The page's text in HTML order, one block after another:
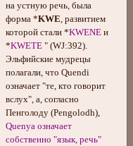
на устную речь, была
форма *KWE, развитием
которой стали *KWENE и
*KWETE " (WJ:392).
Эльфийские мудрецы
полагали, что Quendi
означает "те, кто говорит
вслух", а, согласно
Пенголоду (Pengolodh),
Quenya означает
собственно "язык, речь"